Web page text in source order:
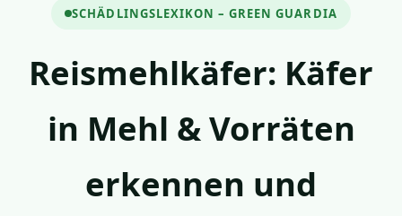
SCHÄDLINGSLEXIKON – GREEN GUARDIA
Reismehlkäfer: Käfer
in Mehl & Vorräten
erkennen und